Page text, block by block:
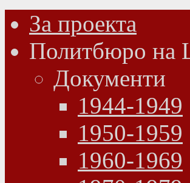
За проекта
Политбюро на
Документи
1944-1949
1950-1959
1960-1969